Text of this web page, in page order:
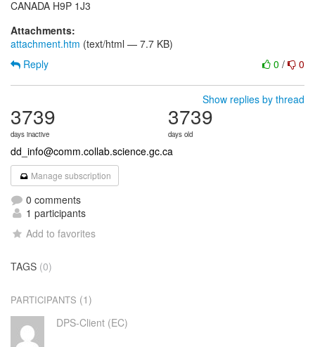
Attachments:
attachment.htm (text/html — 7.7 KB)
0 / 0
Reply
Show replies by thread
3739
days inactive
3739
days old
dd_info@comm.collab.science.gc.ca
Manage subscription
0 comments
1 participants
Add to favorites
TAGS (0)
PARTICIPANTS (1)
DPS-Client (EC)